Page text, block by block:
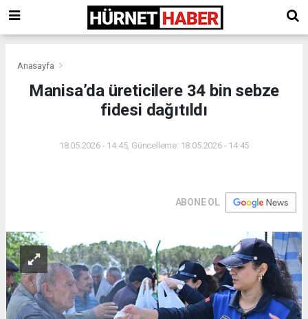
Anasayfa
Manisa’da üreticilere 34 bin sebze
fidesi dağıtıldı
18.05.2026 - 14:45, Güncelleme: 18.05.2026 - 14:45
ABONE OL